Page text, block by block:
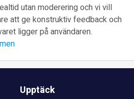
utan moderering och vi vill
att ge konstruktiv feedback och
ligger på användaren.
Upptäck